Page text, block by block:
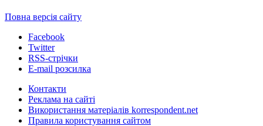
Повна версія сайту
Facebook
Twitter
RSS-стрічки
E-mail розсилка
Контакти
Реклама на сайті
Використання матеріалів korrespondent.net
Правила користування сайтом